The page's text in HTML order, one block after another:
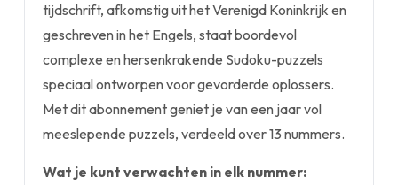
tijdschrift, afkomstig uit het Verenigd Koninkrijk en
geschreven in het Engels, staat boordevol
complexe en hersenkrakende Sudoku-puzzels
speciaal ontworpen voor gevorderde oplossers.
Met dit abonnement geniet je van een jaar vol
meeslepende puzzels, verdeeld over 13 nummers.
Wat je kunt verwachten in elk nummer: